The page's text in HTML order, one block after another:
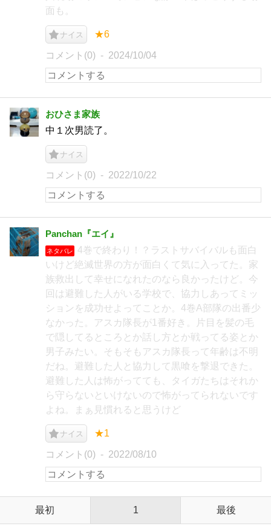
面も。
ナイス ★6
コメント(0) 2024/10/04
おひさま家族
中１次男読了。
ナイス
コメント(0) 2022/10/22
Panchan『エイ』
ネタバレ
4巻で終わり！？ラストサバイバルも面白
いけど絶滅世界の方が面白くて気に入ってた。家
族救出して幸せになれたのなら良かったけど。今
回は避難した人がいる学校で、協力しあってミッ
ションを成功せよってことか。4巻A部隊の出番少
なかった。アスカ隊長が1番好き。片目を髪の毛
で隠してるところとか話し方とか戦ってる姿とか
男子みたい。そもそもアスカ隊長って年齢は不明
だね。避難した人と協力して黒喰を撃退できた。
避難した人は怖がってても、タイガたちはそれか
ら守らないといけないので怖がってられないです
よね。まぁ見慣れると思うけど
ナイス ★1
コメント(0) 2022/08/10
最初 1 最後